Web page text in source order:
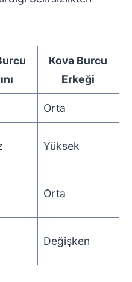
Kova Burcu
Erkeği
Orta
Yüksek
Orta
Değişken